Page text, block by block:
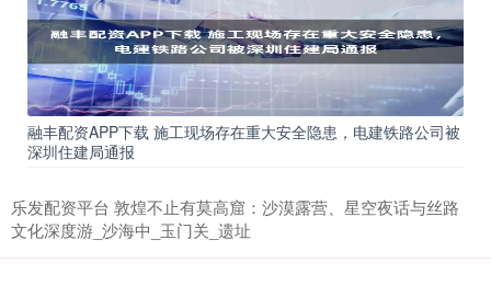
融丰配资APP下载 施工现场存在重大安全隐患，电建铁路公司被
深圳住建局通报
乐发配资平台 敦煌不止有莫高窟：沙漠露营、星空夜话与丝路
文化深度游_沙海中_玉门关_遗址